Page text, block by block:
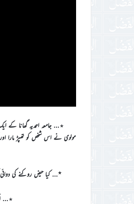
٭… جامعہ احمدیہ گھانا کے
مولوی نے اس شخص کو تھپڑ مارا
٭… کیا حیض روکنے کی
٭… ایک